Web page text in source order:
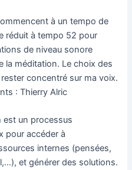
à un tempo de
réduit à tempo 52 pour
de niveau sonore
la méditation. Le choix des
concentré sur ma voix.
: Thierry Alric
est un processus
pour accéder à
internes (pensées,
et générer des solutions.